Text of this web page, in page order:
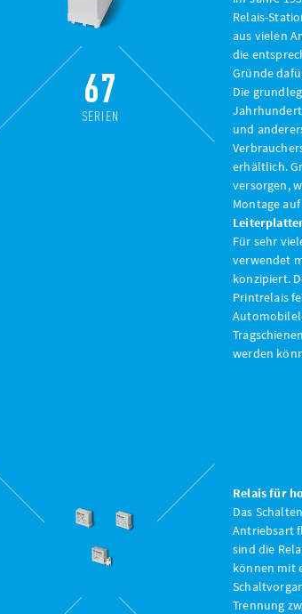
67
SERIEN
Relais-
aus vielen
die
Gründe
Die
Jahrhundert
und
erhältlich.
versorgen,
Montage
Für sehr
verwendet
konzipiert.
Printrelais
werden
Relais für
Das
Antriebsart
sind die
können mit
Trennung